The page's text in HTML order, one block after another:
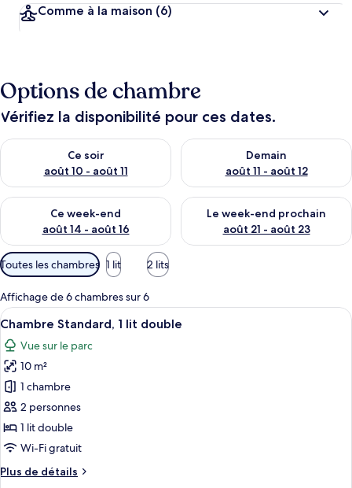
Comme à la maison (6)
Options de chambre
Vérifiez la disponibilité pour ces dates.
Ce soir
août 10 - août 11
Vérifier la disponibilité pour ce soir août 10 - août 11
Demain
août 11 - août 12
Vérifier la disponibilité pour
Ce week-end
août 14 - août 16
Vérifier la disponibilité pour ce week-end août 14 - août 16
Le week-end prochain
août 21 - août 23
Vérifier la disponibilité pour
Filtres
disponibles
pour
les
chambres
Toutes les chambres 1 lit 2 lits
Affichage de 6 chambres sur 6
Afficher
toutes
les
photos
pour
ce
type
de
chambre :
Chambre
Chambre Standard, 1 lit double |
8
Chambre Standard, 1 lit double
Vue sur le parc
10 m²
1 chambre
2 personnes
1 lit double
Wi-Fi gratuit
Plus de détails
Plus